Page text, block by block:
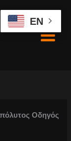
Οδηγός
EN